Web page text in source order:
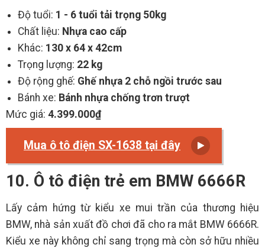
Độ tuổi: 1 - 6 tuổi tải trọng 50kg
Chất liệu: Nhựa cao cấp
Khác: 130 x 64 x 42cm
Trọng lượng: 22 kg
Độ rộng ghế: Ghế nhựa 2 chỗ ngồi trước sau
Bánh xe: Bánh nhựa chống trơn trượt
Mức giá: 4.399.000₫
Mua ô tô điện SX-1638 tại đây
10. Ô tô điện trẻ em BMW 6666R
Lấy cảm hứng từ kiểu xe mui trần của thương hiệu
BMW, nhà sản xuất đồ chơi đã cho ra mắt BMW 6666R.
Kiểu xe này không chỉ sang trọng mà còn sở hữu nhiều